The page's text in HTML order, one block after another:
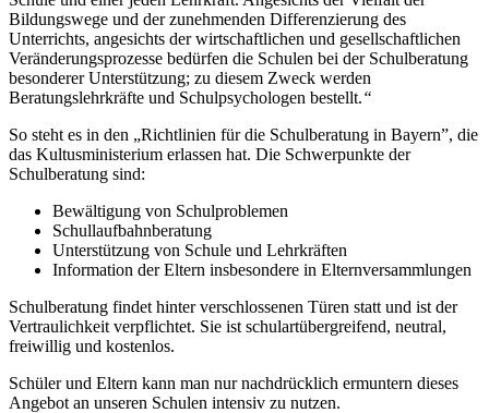
Bildungswege und der zunehmenden Differenzierung des
Unterrichts, angesichts der wirtschaftlichen und gesellschaftlichen
Veränderungsprozesse bedürfen die Schulen bei der Schulberatung
besonderer Unterstützung; zu diesem Zweck werden
Beratungslehrkräfte und Schulpsychologen bestellt.“
So steht es in den „Richtlinien für die Schulberatung in Bayern”, die
das Kultusministerium erlassen hat. Die Schwerpunkte der
Schulberatung sind:
Bewältigung von Schulproblemen
Schullaufbahnberatung
Unterstützung von Schule und Lehrkräften
Information der Eltern insbesondere in Elternversammlungen
Schulberatung findet hinter verschlossenen Türen statt und ist der
Vertraulichkeit verpflichtet. Sie ist schulartübergreifend, neutral,
freiwillig und kostenlos.
Schüler und Eltern kann man nur nachdrücklich ermuntern dieses
Angebot an unseren Schulen intensiv zu nutzen.